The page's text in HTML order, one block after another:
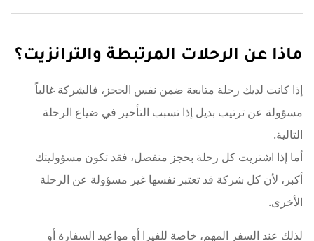
ماذا عن الرحلات المرتبطة والترانزيت؟
إذا كانت لديك رحلة متابعة ضمن نفس الحجز، فالشركة غالباً
مسؤولة عن ترتيب بديل إذا تسبب التأخير في ضياع الرحلة
التالية.
أما إذا اشتريت كل رحلة بحجز منفصل، فقد تكون مسؤوليتك
أكبر، لأن كل شركة قد تعتبر نفسها غير مسؤولة عن الرحلة
الأخرى.
لذلك عند السفر المهم، خاصة للفيزا أو مواعيد السفارة أو